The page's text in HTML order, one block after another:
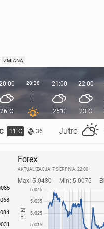
ZMIANA
11°C 36 Jutro
26°C
20:38 21:00
25°C
22:00
23°C
Forex
AKTUALIZACJA: 7 SIERPNIA, 22:00